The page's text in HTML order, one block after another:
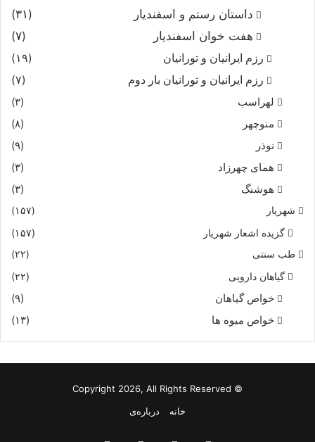
داستان رستم و اسفندیار
(۳۱)
هفت خوان اسفندیار
(۷)
رزم ایرانیان و تورانیان
(۱۹)
رزم ایرانیان و تورانیان بار دوم
(۷)
لهراسب
(۳)
منوچهر
(۸)
نوذر
(۹)
هماى چهرزاد
(۳)
هوشنگ
(۳)
شهریار (۱۵۷)
گزیده اشعار شهریار (۱۵۷)
طب سنتی (۲۲)
گیاهان دارویی (۲۲)
خواص گیاهان
(۹)
خواص میوه ها
(۱۳)
© Copyright 2026, All Rights Reserved
خانه
درباره‌ی